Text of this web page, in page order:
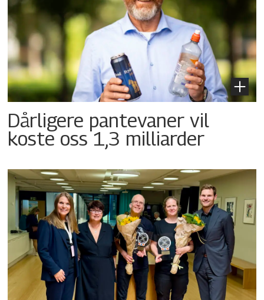
Dårligere pantevaner vil
koste oss 1,3 milliarder